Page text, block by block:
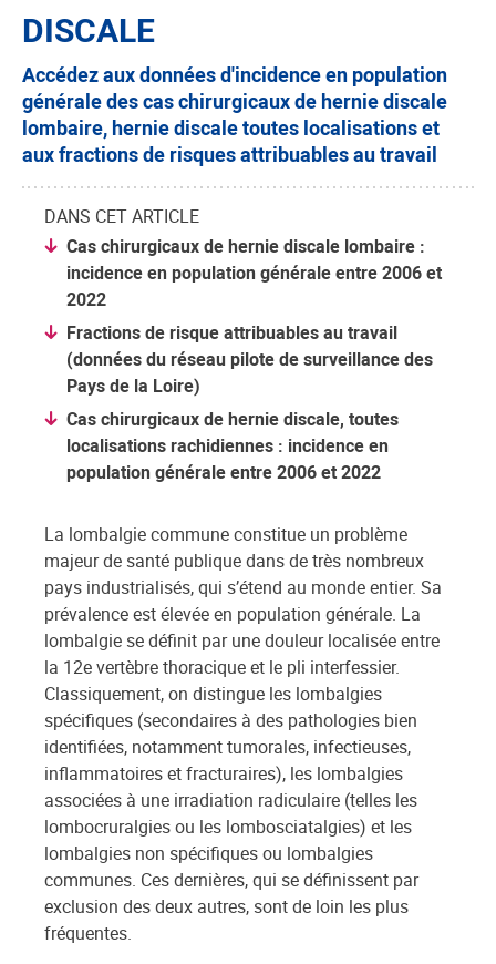
DISCALE
Accédez aux données d'incidence en population
générale des cas chirurgicaux de hernie discale
lombaire, hernie discale toutes localisations et
aux fractions de risques attribuables au travail
DANS CET ARTICLE
Cas chirurgicaux de hernie discale lombaire :
incidence en population générale entre 2006 et
2022
Fractions de risque attribuables au travail
(données du réseau pilote de surveillance des
Pays de la Loire)
Cas chirurgicaux de hernie discale, toutes
localisations rachidiennes : incidence en
population générale entre 2006 et 2022
La lombalgie commune constitue un problème
majeur de santé publique dans de très nombreux
pays industrialisés, qui s’étend au monde entier. Sa
prévalence est élevée en population générale. La
lombalgie se définit par une douleur localisée entre
la 12e vertèbre thoracique et le pli interfessier.
Classiquement, on distingue les lombalgies
spécifiques (secondaires à des pathologies bien
identifiées, notamment tumorales, infectieuses,
inflammatoires et fracturaires), les lombalgies
associées à une irradiation radiculaire (telles les
lombocruralgies ou les lombosciatalgies) et les
lombalgies non spécifiques ou lombalgies
communes. Ces dernières, qui se définissent par
exclusion des deux autres, sont de loin les plus
fréquentes.